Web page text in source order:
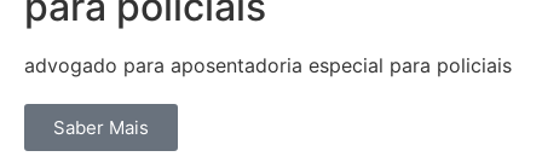
advogado para aposentadoria especial para policiais
Saber Mais